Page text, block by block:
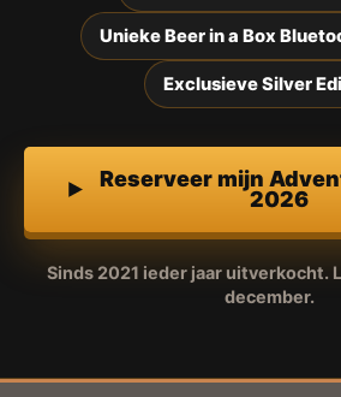
Unieke Beer in a Box
Exclusieve Silver
Reserveer mijn
2026
Sinds 2021 ieder jaar uitverkocht.
december.